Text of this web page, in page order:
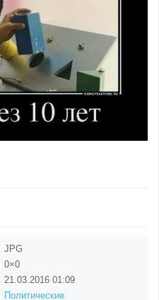
JPG
0×0
21.03.2016 01:09
Политические